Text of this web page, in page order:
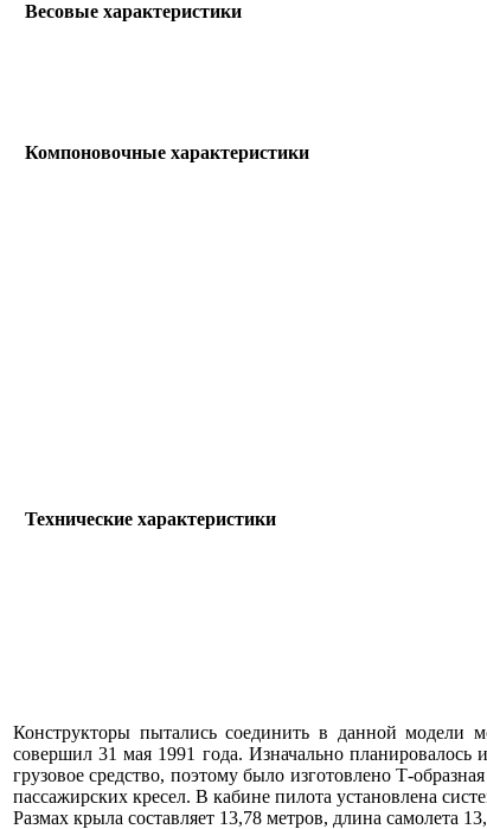
Весовые характеристики
Компоновочные характеристики
Технические характеристики
Конструкторы пытались соединить в данной модели
совершил 31 мая 1991 года. Изначально планировалось
грузовое средство, поэтому было изготовлено Т-
пассажирских кресел. В кабине пилота установлена
Размах крыла составляет 13,78 метров, длина самолета